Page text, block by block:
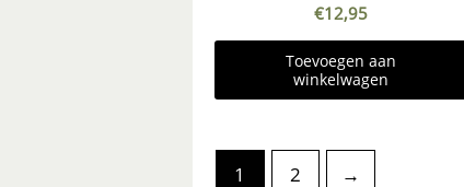
€12,95
Toevoegen aan
winkelwagen
1 2 →